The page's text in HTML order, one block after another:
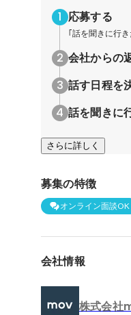
応募する
｢話を聞きに行
会社からの
話す日程を
話を聞きに
さらに詳しく
募集の特徴
オンライン面談OK
会社情報
株式会社